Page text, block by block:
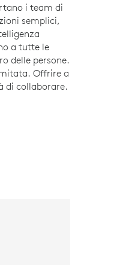
i team di
semplici,
a tutte le
delle persone.
Offrire a
di collaborare.